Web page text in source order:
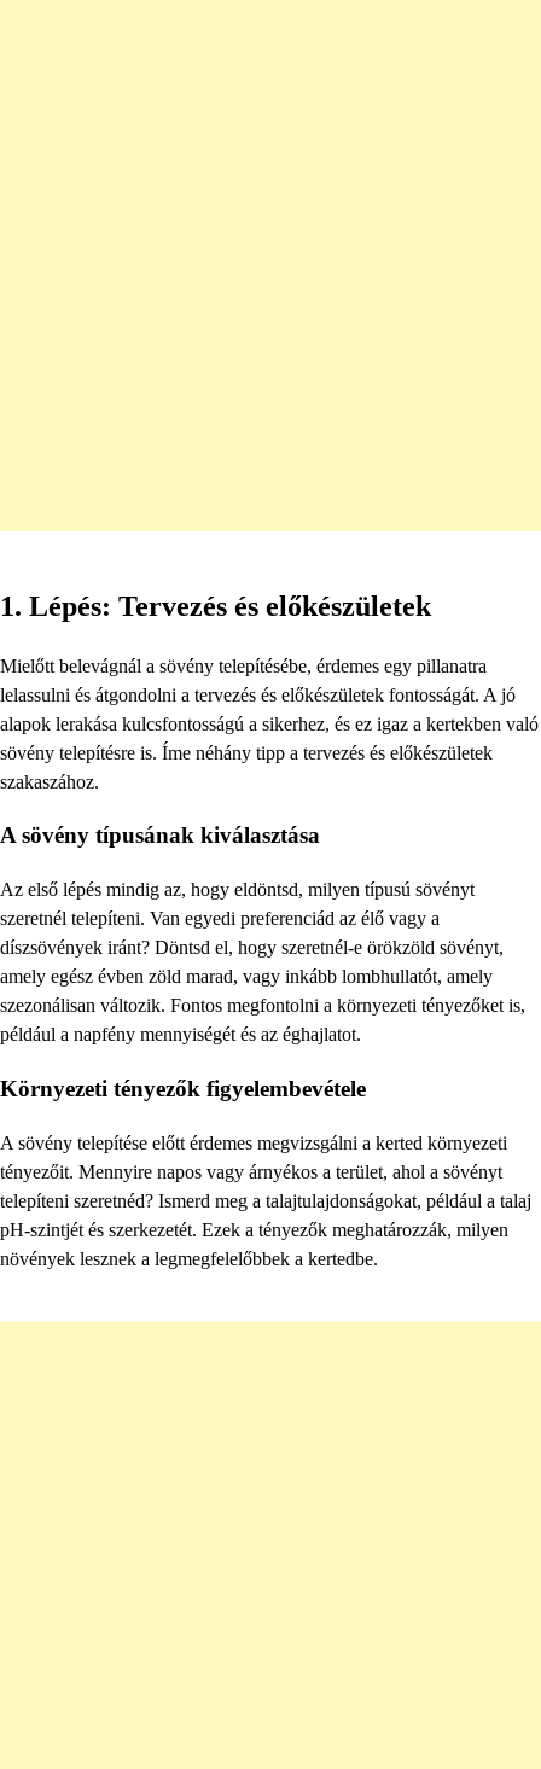
1. Lépés: Tervezés és előkészületek
Mielőtt belevágnál a sövény telepítésébe, érdemes egy pillanatra
lelassulni és átgondolni a tervezés és előkészületek fontosságát. A jó
alapok lerakása kulcsfontosságú a sikerhez, és ez igaz a kertekben való
sövény telepítésre is. Íme néhány tipp a tervezés és előkészületek
szakaszához.
A sövény típusának kiválasztása
Az első lépés mindig az, hogy eldöntsd, milyen típusú sövényt
szeretnél telepíteni. Van egyedi preferenciád az élő vagy a
díszsövények iránt? Döntsd el, hogy szeretnél-e örökzöld sövényt,
amely egész évben zöld marad, vagy inkább lombhullatót, amely
szezonálisan változik. Fontos megfontolni a környezeti tényezőket is,
például a napfény mennyiségét és az éghajlatot.
Környezeti tényezők figyelembevétele
A sövény telepítése előtt érdemes megvizsgálni a kerted környezeti
tényezőit. Mennyire napos vagy árnyékos a terület, ahol a sövényt
telepíteni szeretnéd? Ismerd meg a talajtulajdonságokat, például a talaj
pH-szintjét és szerkezetét. Ezek a tényezők meghatározzák, milyen
növények lesznek a legmegfelelőbbek a kertedbe.